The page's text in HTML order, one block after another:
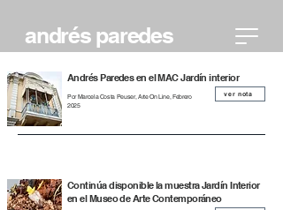
andrés paredes
Andrés Paredes en el MAC Jardín interior
Por Marcela Costa Peuser, Arte On Line, Febrero
2025
ver nota
Continúa disponible la muestra Jardín Interior
en el Museo de Arte Contemporáneo